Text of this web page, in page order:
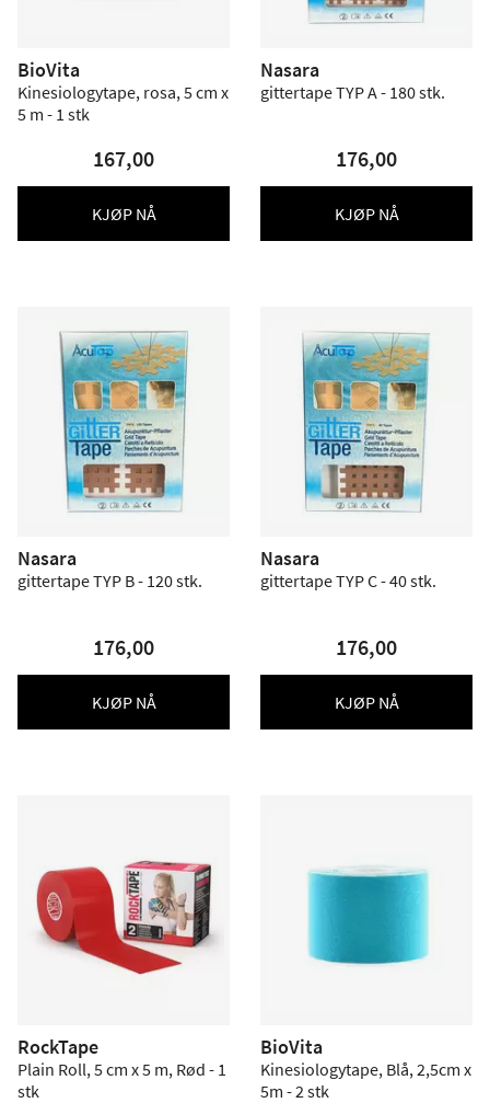
BioVita
Kinesiologytape, rosa, 5 cm x
5 m - 1 stk
167,00
KJØP NÅ
Nasara
gittertape TYP A - 180 stk.
176,00
KJØP NÅ
Nasara
gittertape TYP B - 120 stk.
176,00
KJØP NÅ
Nasara
gittertape TYP C - 40 stk.
176,00
KJØP NÅ
RockTape
Plain Roll, 5 cm x 5 m, Rød - 1
stk
BioVita
Kinesiologytape, Blå, 2,5cm x
5m - 2 stk